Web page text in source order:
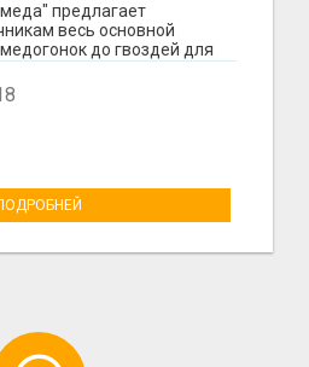
предлагает
весь основной
до гвоздей для